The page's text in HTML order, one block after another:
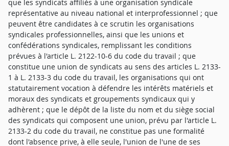
que les syndicats affiliés à une organisation syndicale
représentative au niveau national et interprofessionnel ; que
peuvent être candidates à ce scrutin les organisations
syndicales professionnelles, ainsi que les unions et
confédérations syndicales, remplissant les conditions
prévues à l'article L. 2122-10-6 du code du travail ; que
constitue une union de syndicats au sens des articles L. 2133-
1 à L. 2133-3 du code du travail, les organisations qui ont
statutairement vocation à défendre les intérêts matériels et
moraux des syndicats et groupements syndicaux qui y
adhèrent ; que le dépôt de la liste du nom et du siège social
des syndicats qui composent une union, prévu par l'article L.
2133-2 du code du travail, ne constitue pas une formalité
dont l'absence prive, à elle seule, l'union de l'une de ses